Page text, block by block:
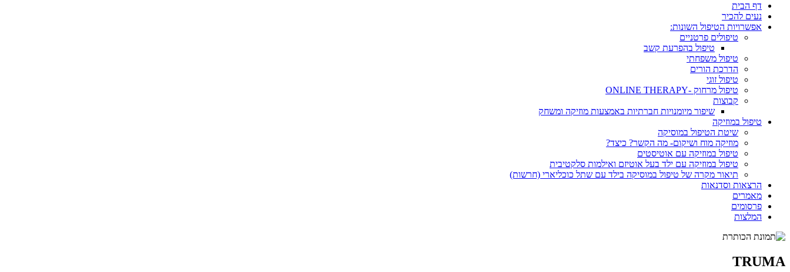
דף הבית
נעים להכיר
אפשרויות הטיפול השונות:
טיפולים פרטניים
טיפול בהפרעת קשב
טיפול משפחתי
הדרכת הורים
טיפול זוגי
טיפול מרחוק -ONLINE THERAPY
קבוצות
שיפור מיומנויות חברתיות באמצעות מוזיקה ומשחק
טיפול במוזיקה
שיטת הטיפול במוסיקה
מוזיקה מוח ושיקום- מה הקשר? כיצד?
טיפול במוזיקה עם אוטיסטים
טיפול במוזיקה עם ילד בעל אוטיזם ואילמות סלקטיבית
תיאור מקרה של טיפול במוסיקה בילד עם שתל כוכליארי (חרשות)
הרצאות וסדנאות
מאמרים
פרסומים
המלצות
TRUMA